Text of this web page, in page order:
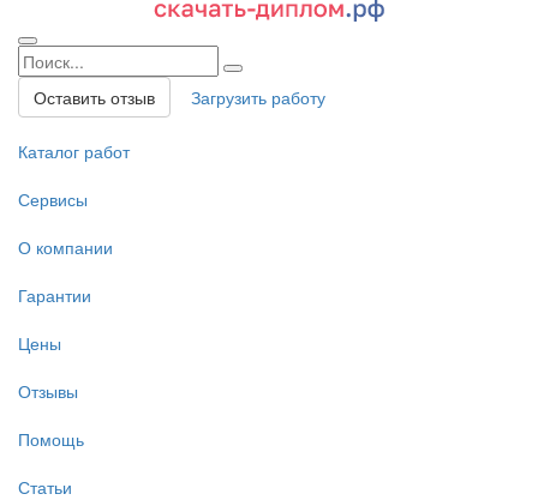
Оставить отзыв Загрузить работу
Каталог работ
Сервисы
О компании
Гарантии
Цены
Отзывы
Помощь
Статьи